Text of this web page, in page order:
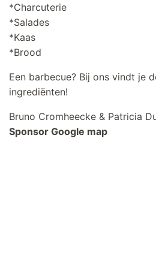
*Charcuterie
*Salades
*Kaas
*Brood
Een barbecue? Bij ons vindt je
ingrediënten!
Bruno Cromheecke & Patricia
Sponsor Google map